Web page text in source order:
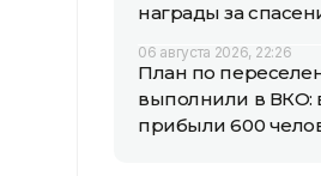
награды за
06 августа 2026, 22:26
План по
выполнили в ВКО:
прибыли 600